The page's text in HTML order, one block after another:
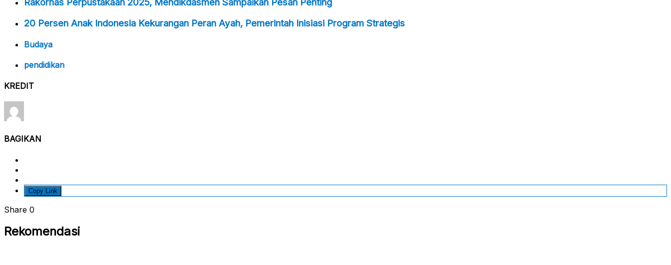
Rakornas Perpustakaan 2025, Mendikdasmen Sampaikan Pesan Penting
20 Persen Anak Indonesia Kekurangan Peran Ayah, Pemerintah Inisiasi Program Strategis
Budaya
pendidikan
KREDIT
BAGIKAN
Copy Link
Share 0
Rekomendasi